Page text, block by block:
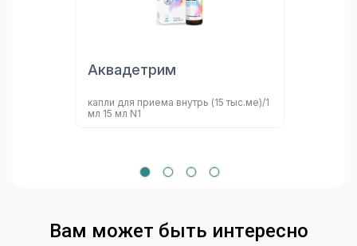
Аквадетрим
капли для приема внутрь (15 тыс.ме)/1
мл 15 мл N1
Вам может быть интересно